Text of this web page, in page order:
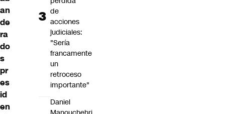
an
de
ra
do
s
pr
es
id
en
de
acciones
judiciales:
"Sería
francamente
un
retroceso
importante"
Daniel